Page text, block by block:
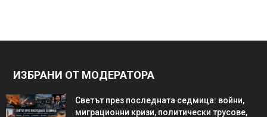
ИЗБРАНИ ОТ МОДЕРАТОРА
Светът през последната седмица: войни,
миграционни кризи, политически трусове,